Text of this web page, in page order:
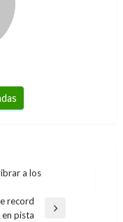
a los
record
pista